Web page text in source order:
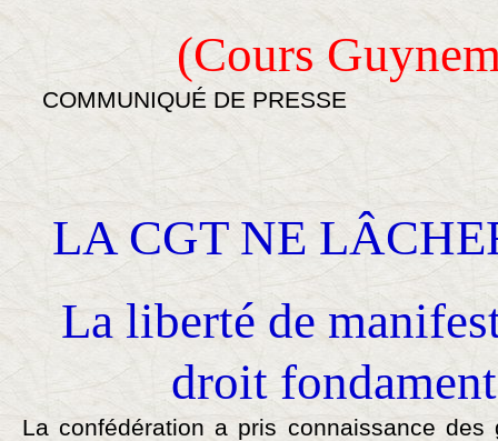
(Cours
COMMUNIQUÉ DE PRESSE
LA CGT NE
La liberté de
droit
La confédération a pris connaissance des